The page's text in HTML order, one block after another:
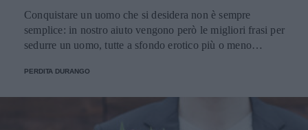
Conquistare un uomo che si desidera non è sempre
semplice: in nostro aiuto vengono però le migliori frasi per
sedurre un uomo, tutte a sfondo erotico più o meno
PERDITA DURANGO